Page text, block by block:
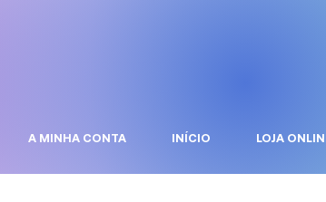
A MINHA CONTA INÍCIO LOJA